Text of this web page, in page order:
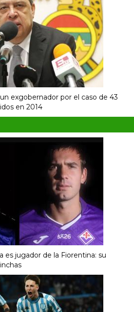
exgobernador por el caso de 43
en 2014
es jugador de la Fiorentina: su